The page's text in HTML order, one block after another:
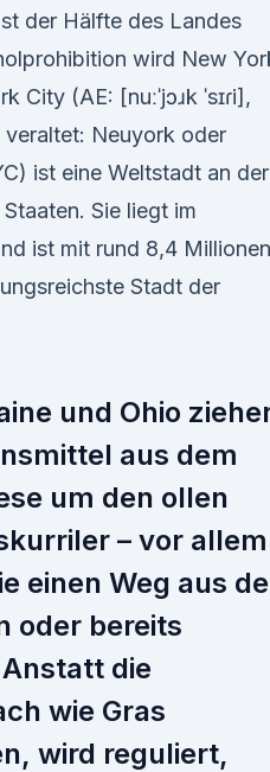
der Hälfte des Landes
wird New
(AE: [nuːˈjɔɹk ˈsɪɾi],
Neuyork oder
ist eine Weltstadt an der
Sie liegt im
ist mit rund 8,4 Millionen
Stadt der
und Ohio
aus dem
um den ollen
– vor allem
einen Weg aus
oder bereits
die
wie Gras
wird reguliert,